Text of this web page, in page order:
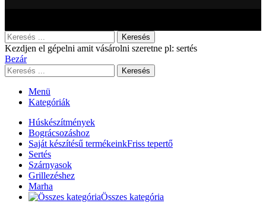
Keresés
Kezdjen el gépelni amit vásárolni szeretne pl: sertés
Bezár
Keresés
Menü
Kategóriák
Húskészítmények
Bográcsozáshoz
Saját készítésű termékeinkFriss tepertő
Sertés
Szárnyasok
Grillezéshez
Marha
Összes kategória